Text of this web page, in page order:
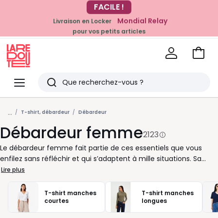
EN CE MOMENT
-20% dès 39€*
sur la mode
Livraison en Locker Mondial Relay
pour vos petits articles
Menu
Redoute
Rechercher
Derniers
articles
vus
Voir
... T-shirt, débardeur Débardeur
Débardeur femme2123
Le débardeur femme fait partie de ces essentiels que vous
enfilez sans réfléchir et qui s’adaptent à mille situations. Sa
simplicité cache une vraie polyvalence : porté seul avec un
pantalon fluide, il devient rapidement la tenue idéale pour une
journée au bureau ou une promenade en ville. Glissé sous une
chemise légèrement ouverte, il joue sur les superpositions et
vous offre un style sûr, pratique et sans effort. Vous trouverez
Lire plus
T-shirt manches
courtes
T-shirt manches
longues